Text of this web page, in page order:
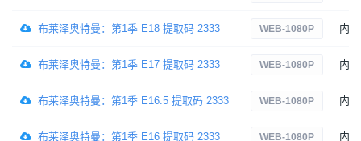
布莱泽奥特曼：第1季 E18 提取码 2333 WEB-1080P 内
布莱泽奥特曼：第1季 E17 提取码 2333 WEB-1080P 内
布莱泽奥特曼：第1季 E16.5 提取码 2333 WEB-1080P 内
布莱泽奥特曼：第1季 E16 提取码 2333 WEB-1080P 内